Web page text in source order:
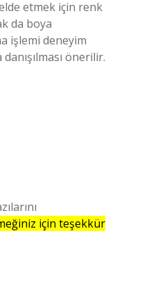
etmek için renk
da boya
işlemi deneyim
önerilir.
için teşekkür